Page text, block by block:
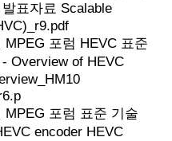
표자료 Scalable
MPEG 포럼 HEVC 표준
Overview of HEVC
MPEG 포럼 표준 기술
encoder HEVC